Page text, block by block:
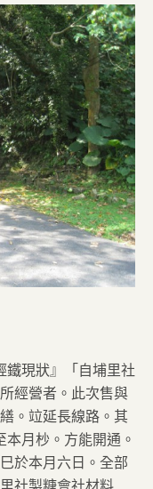
鐵現狀』「自埔里社
經營者。此次售與
。竝延長線路。其
月杪。方能開通。
於本月六日。全部
社製糖會社材料